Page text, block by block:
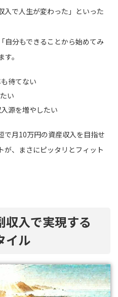
入で人生が変わった」といった
自分もできることから始めてみ
。
待てない
い
源を増やしたい
で月10万円の資産収入を目指せ
が、まさにピッタリとフィット
収入で実現する
イル